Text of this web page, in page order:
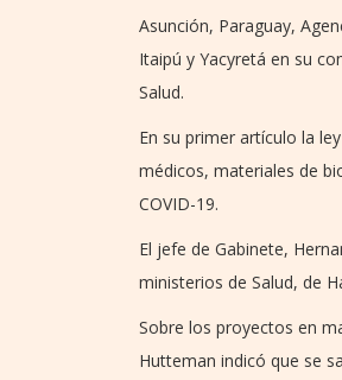
Asunción, Paraguay,
Itaipú y Yacyretá en su
Salud.
En su primer artículo la
médicos, materiales de
COVID-19.
El jefe de Gabinete,
ministerios de Salud, de
Sobre los proyectos en
Hutteman indicó que se